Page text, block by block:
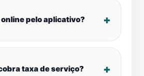
pelo aplicativo?
taxa de serviço?